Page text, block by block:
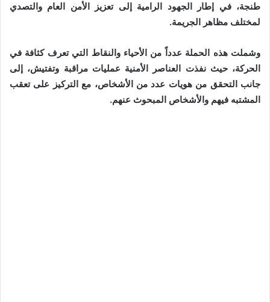
طنجة، في إطار الجهود الرامية إلى تعزيز الأمن العام والتصدي
لمختلف مظاهر الجريمة.
وشملت هذه الحملة عدداً من الأحياء والنقاط التي تعرف كثافة في
الحركة، حيث نفذت العناصر الأمنية عمليات مراقبة وتفتيش، إلى
جانب التحقق من هويات عدد من الأشخاص، مع التركيز على تعقب
المشتبه فيهم والأشخاص المبحوث عنهم.